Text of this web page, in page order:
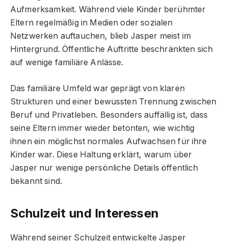
Aufmerksamkeit. Während viele Kinder berühmter
Eltern regelmäßig in Medien oder sozialen
Netzwerken auftauchen, blieb Jasper meist im
Hintergrund. Öffentliche Auftritte beschränkten sich
auf wenige familiäre Anlässe.
Das familiäre Umfeld war geprägt von klaren
Strukturen und einer bewussten Trennung zwischen
Beruf und Privatleben. Besonders auffällig ist, dass
seine Eltern immer wieder betonten, wie wichtig
ihnen ein möglichst normales Aufwachsen für ihre
Kinder war. Diese Haltung erklärt, warum über
Jasper nur wenige persönliche Details öffentlich
bekannt sind.
Schulzeit und Interessen
Während seiner Schulzeit entwickelte Jasper